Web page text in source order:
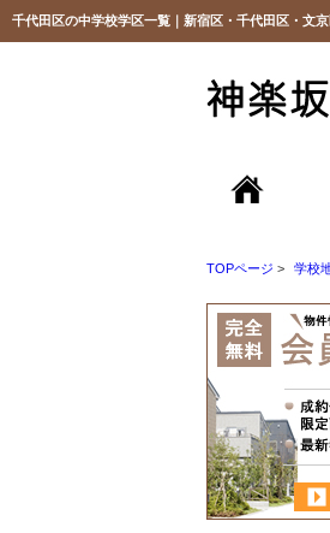
千代田区の中学校学区一覧｜新宿区・千代田区・文
TOPページ > 学校